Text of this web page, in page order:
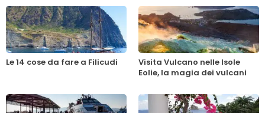
Le 14 cose da fare a Filicudi
Visita Vulcano nelle Isole
Eolie, la magia dei vulcani